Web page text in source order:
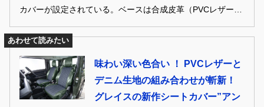
カバーが設定されている。ベースは合成皮革（PVCレザーな
ことで、お洒落で個性的な見た目や質感・座り心地に貢献。
材は合成皮革や人工皮革、天然皮革などだが、最近ではデニ
ム素材や織物素材を取り入れ、よりファッション性の高いシ
ートカバーも登場している。そんな注目のシートバー、3モ
あわせて読みたい
味わい深い色合い ！ PVCレザーと
デニム生地の組み合わせが斬新！
グレイスの新作シートカバー”アン